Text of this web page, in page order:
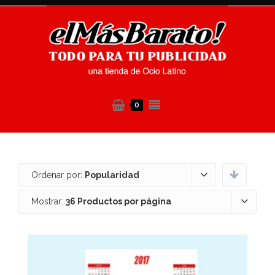
0
Ordenar por: Popularidad
Mostrar: 36 Productos por página